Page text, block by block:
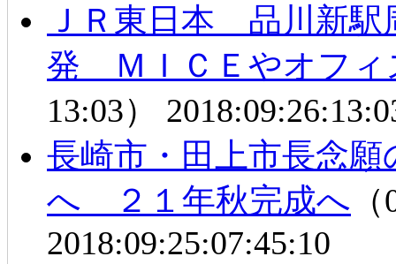
ＪＲ東日本 品川新駅
発 ＭＩＣＥやオフィ
13:03）
長崎市・田上市長念
へ ２１年秋完成へ
2018:09:25:07:45:10